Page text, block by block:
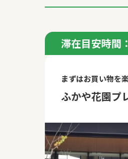
滞在目安時間
まずはお買い物を
ふかや花園プ